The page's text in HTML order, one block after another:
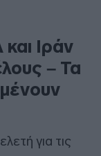
Ιράν
– Τα
για τις